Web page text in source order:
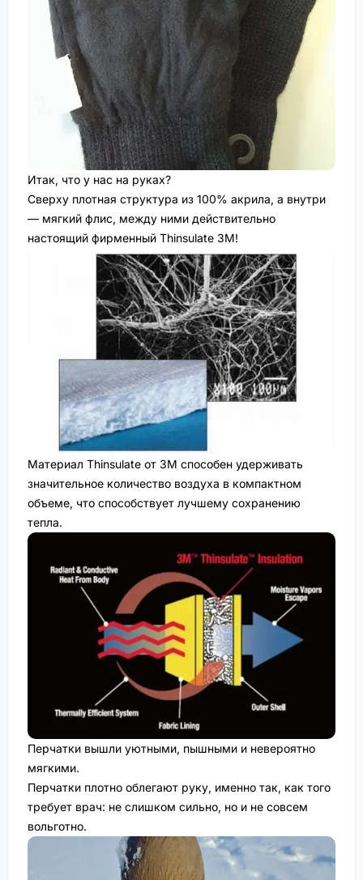
Итак, что у нас на руках?
Сверху плотная структура из 100% акрила, а внутри
— мягкий флис, между ними действительно
настоящий фирменный Thinsulate 3M!
Материал Thinsulate от 3M способен удерживать
значительное количество воздуха в компактном
объеме, что способствует лучшему сохранению
тепла.
Перчатки вышли уютными, пышными и невероятно
мягкими.
Перчатки плотно облегают руку, именно так, как того
требует врач: не слишком сильно, но и не совсем
вольготно.